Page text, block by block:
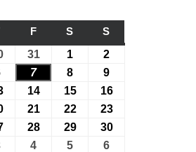
ЧЕТВЕР
FП’ЯТНИЦЯ
S СУБОТА
S
30.07.2026
3131.07.2026
1 01.08.2026
2
06.08.2026
707.08.2026
8 08.08.2026
9
13.08.2026
1414.08.2026
1515.08.2026
1616.08.2026
20.08.2026
2121.08.2026
2222.08.2026
2323.08.2026
27.08.2026
2828.08.2026
2929.08.2026
3030.08.2026
03.09.2026
4 04.09.2026
5 05.09.2026
6